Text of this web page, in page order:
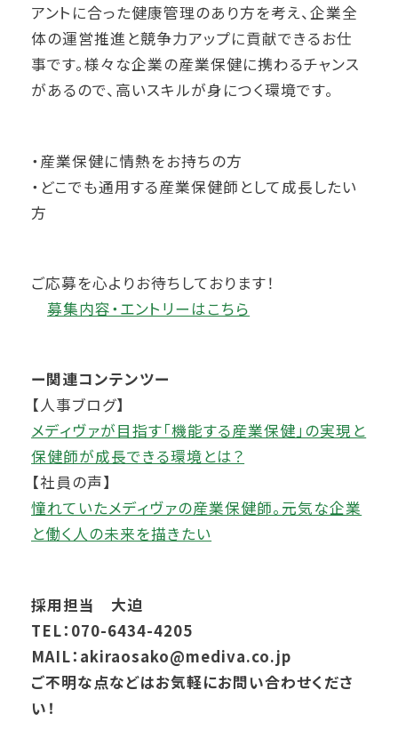
アントに合った健康管理のあり方を考え、企業全
体の運営推進と競争力アップに貢献できるお仕
事です。様々な企業の産業保健に携わるチャンス
があるので、高いスキルが身につく環境です。
・産業保健に情熱をお持ちの方
・どこでも通用する産業保健師として成長したい
方
ご応募を心よりお待ちしております！
募集内容・エントリーはこちら
ー関連コンテンツー
【人事ブログ】
メディヴァが目指す「機能する産業保健」の実現と
保健師が成長できる環境とは？
【社員の声】
憧れていたメディヴァの産業保健師。元気な企業
と働く人の未来を描きたい
採用担当 大迫
TEL：070-6434-4205
MAIL：akiraosako@mediva.co.jp
ご不明な点などはお気軽にお問い合わせくださ
い！